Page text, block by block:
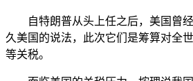
自特朗普从头上任之后，美国曾经
久美国的说法，此次它们是筹算对全
等关税。